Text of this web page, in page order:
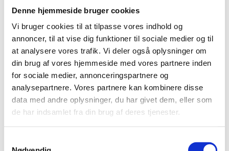
Denne hjemmeside bruger cookies
Vi bruger cookies til at tilpasse vores indhold og
annoncer, til at vise dig funktioner til sociale medier og til
at analysere vores trafik. Vi deler også oplysninger om
din brug af vores hjemmeside med vores partnere inden
for sociale medier, annonceringspartnere og
analysepartnere. Vores partnere kan kombinere disse
data med andre oplysninger, du har givet dem, eller som
de har indsamlet fra din brug af deres tjenester.